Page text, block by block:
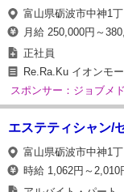
富山県砺波市中神1
月給 250,000円～
正社員
Re.Ra.Ku イオンモ
スポンサー：ジョブメ
エステティシャン/
富山県砺波市中神1
時給 1,062円～2,010